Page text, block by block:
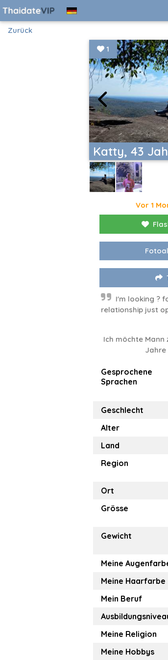
Zurück
Katty, 43
1
Vor 1
I'm looking ?
relationship just
Ich möchte Mann
Gesprochene
Sprachen
Geschlecht
Alter
Land
Region
Ort
Grösse
Gewicht
Meine
Meine Haarfarbe
Mein Beruf
Meine Religion
Meine Hobbys